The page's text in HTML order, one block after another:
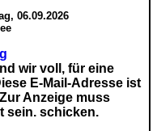
06.09.2026
wir voll, für eine
E-Mail-Adresse ist
Anzeige muss
sein. schicken.